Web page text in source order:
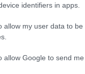
identifiers in apps.
allow my user data to
allow Google to send